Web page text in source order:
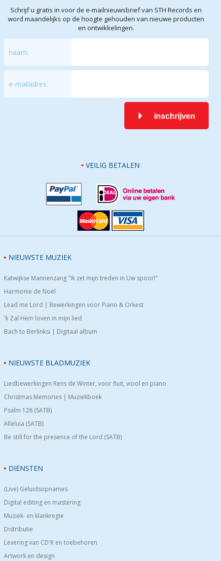
Schrijf u gratis in voor de e-mailnieuwsbrief van STH Records en
word maandelijks op de hoogte gehouden van nieuwe producten
en ontwikkelingen.
naam:
e-mailadres:
inschrijven
VEILIG BETALEN
NIEUWSTE MUZIEK
Katwijkse Mannenzang "Ik zet mijn treden in Uw spoor!"
Harmonie de Noël
Lead me Lord | Bewerkingen voor Piano & Orkest
'k Zal Hem loven in mijn lied
Bach to Berlinksi | Digitaal album
NIEUWSTE BLADMUZIEK
Liedbewerkingen Rens de Winter, voor fluit, viool en piano
Christmas Memories | Muziekboek
Psalm 128 (SATB)
Alleluia (SATB)
Be still for the presence of the Lord (SATB)
DIENSTEN
(Live) Geluidsopnames
Digital editing en mastering
Muziek- en klankregie
Distributie
Levering van CD'R en toebehoren
Artwork en design